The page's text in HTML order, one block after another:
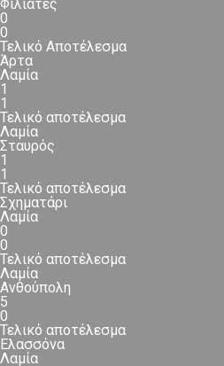
Φιλιάτες
0
0
Τελικό Αποτέλεσμα
Άρτα
Λαμία
1
1
Τελικό αποτέλεσμα
Λαμία
Σταυρός
1
1
Τελικό αποτέλεσμα
Σχηματάρι
Λαμία
0
0
Τελικό αποτέλεσμα
Λαμία
Ανθούπολη
5
0
Τελικό αποτέλεσμα
Ελασσόνα
Λαμία